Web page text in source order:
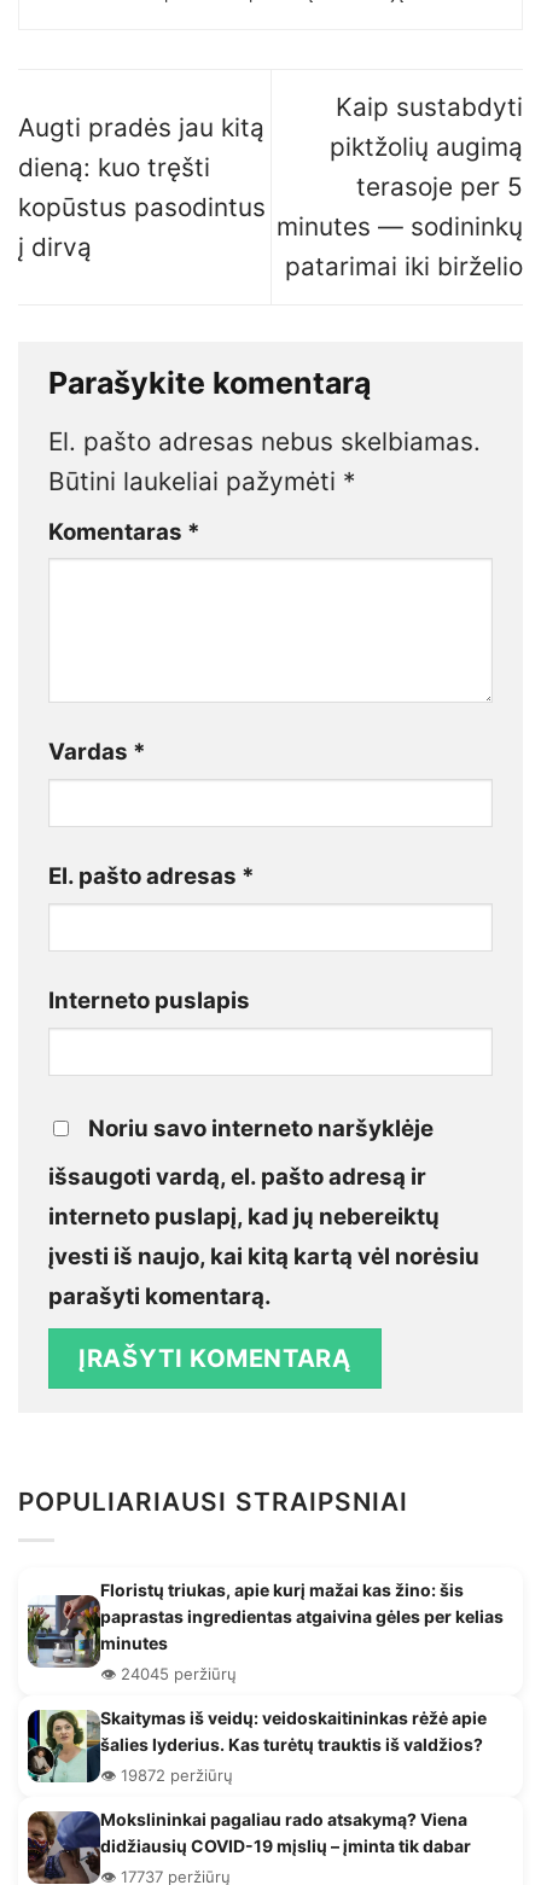
Augti pradės jau kitą
dieną: kuo tręšti
kopūstus pasodintus
į dirvą
Kaip sustabdyti
piktžolių augimą
terasoje per 5
minutes — sodininkų
patarimai iki birželio
Parašykite komentarą
El. pašto adresas nebus skelbiamas.
Būtini laukeliai pažymėti *
Komentaras *
Vardas *
El. pašto adresas *
Interneto puslapis
Noriu savo interneto naršyklėje
išsaugoti vardą, el. pašto adresą ir
interneto puslapį, kad jų nebereiktų
įvesti iš naujo, kai kitą kartą vėl norėsiu
parašyti komentarą.
POPULIARIAUSI STRAIPSNIAI
Floristų triukas, apie kurį mažai kas žino: šis
paprastas ingredientas atgaivina gėles per kelias
minutes
👁️ 24045 peržiūrų
Skaitymas iš veidų: veidoskaitininkas rėžė apie
šalies lyderius. Kas turėtų trauktis iš valdžios?
👁️ 19872 peržiūrų
Mokslininkai pagaliau rado atsakymą? Viena
didžiausių COVID-19 mįslių – įminta tik dabar
👁️ 17737 peržiūrų